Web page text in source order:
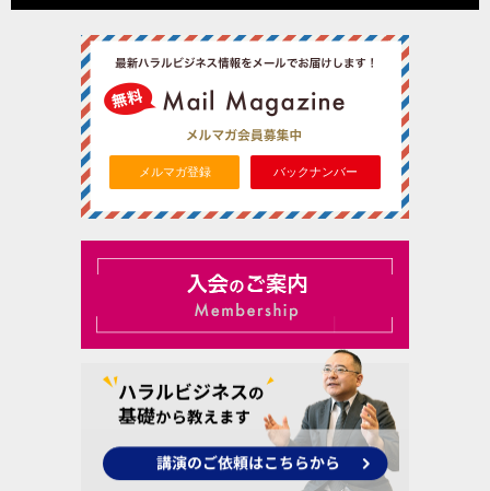
メルマガ登録 バックナンバー